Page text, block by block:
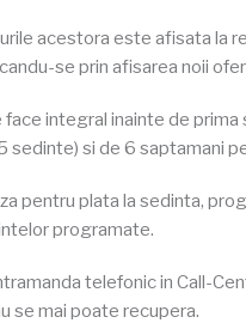
acestora este afisata la
se prin afisarea noii
integral inainte de
sedinte) si de 6 saptamani
pentru plata la sedinta,
programate.
telefonic in Call-
se mai poate recupera.